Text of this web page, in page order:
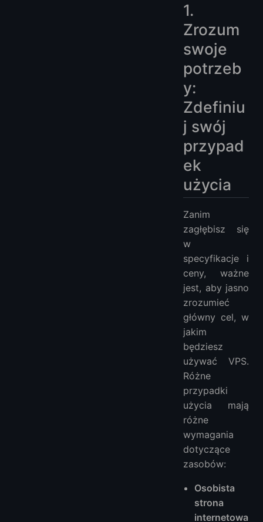
1.
Zrozum
swoje
potrzeb
y:
Zdefiniu
j swój
przypad
ek
użycia
Zanim
zagłębisz się
w
specyfikacje i
ceny, ważne
jest, aby jasno
zrozumieć
główny cel, w
jakim
będziesz
używać VPS.
Różne
przypadki
użycia mają
różne
wymagania
dotyczące
zasobów:
Osobista
strona
internetowa